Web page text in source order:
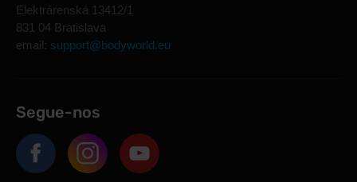
Elektrárenská 13412/1
831 04 Bratislava
email: support@bodyworld.eu
Segue-nos